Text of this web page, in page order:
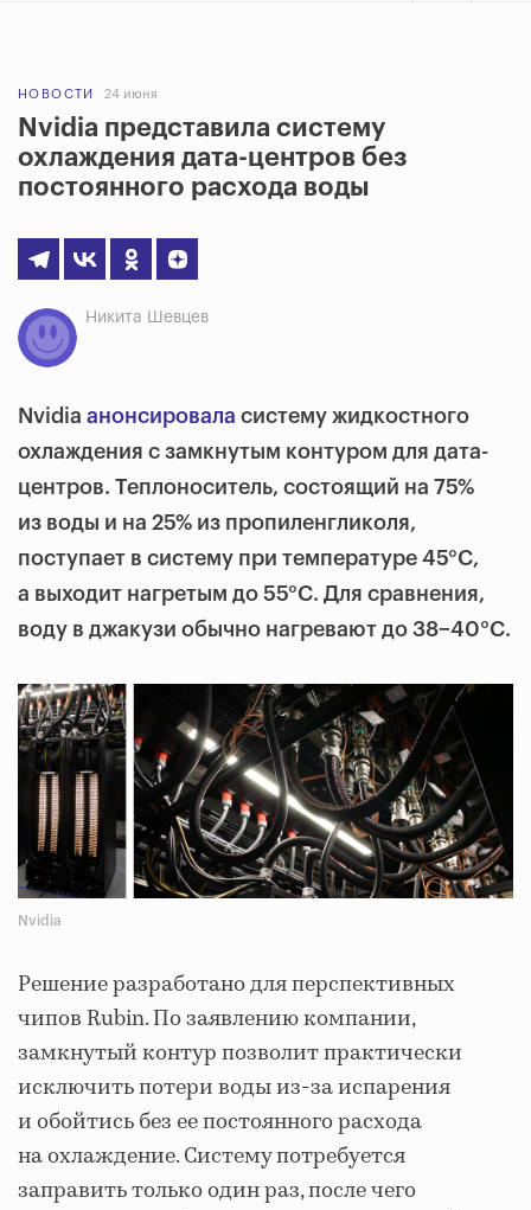
НОВОСТИ 24 июня
Nvidia представила систему
охлаждения дата-центров без
постоянного расхода воды
Никита Шевцев
Nvidia анонсировала систему жидкостного
охлаждения с замкнутым контуром для дата-
центров. Теплоноситель, состоящий на 75%
из воды и на 25% из пропиленгликоля,
поступает в систему при температуре 45°C,
а выходит нагретым до 55°C. Для сравнения,
воду в джакузи обычно нагревают до 38−40°C.
Nvidia
Решение разработано для перспективных
чипов Rubin. По заявлению компании,
замкнутый контур позволит практически
исключить потери воды из-за испарения
и обойтись без ее постоянного расхода
на охлаждение. Систему потребуется
заправить только один раз, после чего